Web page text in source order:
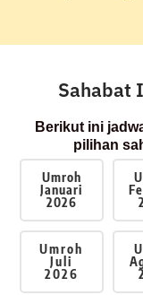
Sahabat
Berikut ini
pilihan
Umroh
Januari
2026
Umroh
Juli
2026